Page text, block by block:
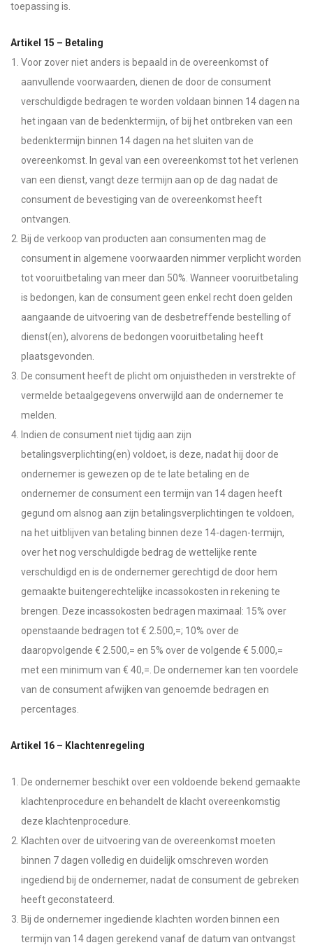
toepassing is.
Artikel 15 – Betaling
Voor zover niet anders is bepaald in de overeenkomst of
aanvullende voorwaarden, dienen de door de consument
verschuldigde bedragen te worden voldaan binnen 14 dagen na
het ingaan van de bedenktermijn, of bij het ontbreken van een
bedenktermijn binnen 14 dagen na het sluiten van de
overeenkomst. In geval van een overeenkomst tot het verlenen
van een dienst, vangt deze termijn aan op de dag nadat de
consument de bevestiging van de overeenkomst heeft
ontvangen.
Bij de verkoop van producten aan consumenten mag de
consument in algemene voorwaarden nimmer verplicht worden
tot vooruitbetaling van meer dan 50%. Wanneer vooruitbetaling
is bedongen, kan de consument geen enkel recht doen gelden
aangaande de uitvoering van de desbetreffende bestelling of
dienst(en), alvorens de bedongen vooruitbetaling heeft
plaatsgevonden.
De consument heeft de plicht om onjuistheden in verstrekte of
vermelde betaalgegevens onverwijld aan de ondernemer te
melden.
Indien de consument niet tijdig aan zijn
betalingsverplichting(en) voldoet, is deze, nadat hij door de
ondernemer is gewezen op de te late betaling en de
ondernemer de consument een termijn van 14 dagen heeft
gegund om alsnog aan zijn betalingsverplichtingen te voldoen,
na het uitblijven van betaling binnen deze 14-dagen-termijn,
over het nog verschuldigde bedrag de wettelijke rente
verschuldigd en is de ondernemer gerechtigd de door hem
gemaakte buitengerechtelijke incassokosten in rekening te
brengen. Deze incassokosten bedragen maximaal: 15% over
openstaande bedragen tot € 2.500,=; 10% over de
daaropvolgende € 2.500,= en 5% over de volgende € 5.000,=
met een minimum van € 40,=. De ondernemer kan ten voordele
van de consument afwijken van genoemde bedragen en
percentages.
Artikel 16 – Klachtenregeling
De ondernemer beschikt over een voldoende bekend gemaakte
klachtenprocedure en behandelt de klacht overeenkomstig
deze klachtenprocedure.
Klachten over de uitvoering van de overeenkomst moeten
binnen 7 dagen volledig en duidelijk omschreven worden
ingediend bij de ondernemer, nadat de consument de gebreken
heeft geconstateerd.
Bij de ondernemer ingediende klachten worden binnen een
termijn van 14 dagen gerekend vanaf de datum van ontvangst